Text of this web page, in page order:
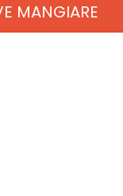
MANGIARE